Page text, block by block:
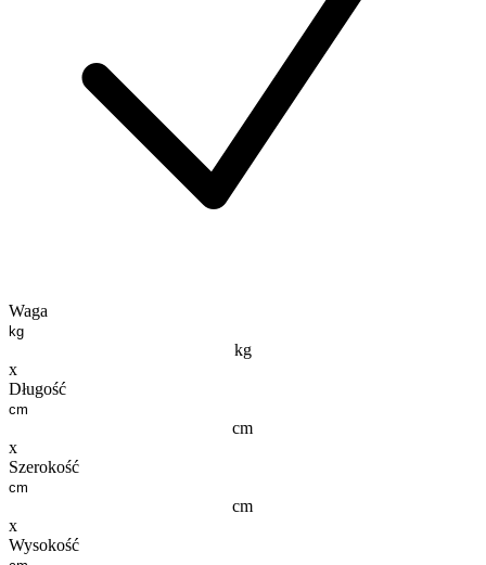
Waga
kg
x
Długość
cm
x
Szerokość
cm
x
Wysokość